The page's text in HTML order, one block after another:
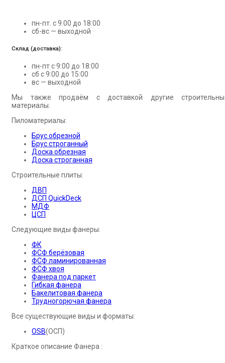
пн-пт. с 9.00 до 18:00
сб-вс — выходной
Склад (доставка):
пн-пт с 9:00 до 18:00
сб с 9:00 до 15:00
вс — выходной
Мы также продаём с доставкой другие
материалы.
Пиломатериалы:
Брус обрезной
Брус строганный
Доска обрезная
Доска строганная
Строительные плиты:
ДВП
ДСП QuickDeck
МДФ
ЦСП
Следующие виды фанеры:
ФК
ФСФ берёзовая
ФСФ ламинированная
ФСФ хвоя
Фанера под паркет
Гибкая фанера
Бакелитовая фанера
Трудногорючая фанера
Все существующие виды и форматы:
OSB(ОСП)
Краткое описание Фанера :